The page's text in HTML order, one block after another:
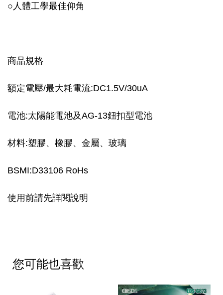
○人體工學最佳仰角
商品規格
額定電壓/最大耗電流:DC1.5V/30uA
電池:太陽能電池及AG-13鈕扣型電池
材料:塑膠、橡膠、金屬、玻璃
BSMI:D33106 RoHs
使用前請先詳閱說明
您可能也喜歡